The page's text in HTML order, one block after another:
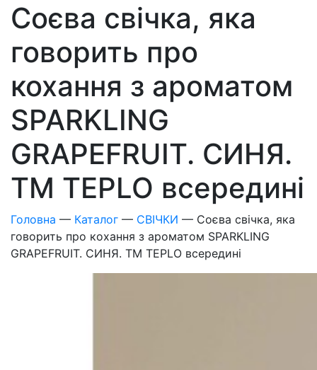
Соєва свічка, яка
говорить про
кохання з ароматом
SPARKLING
GRAPEFRUIT. СИНЯ.
ТM TEPLO всередині
Головна — Каталог — СВІЧКИ — Соєва свічка, яка
говорить про кохання з ароматом SPARKLING
GRAPEFRUIT. СИНЯ. ТM TEPLO всередині